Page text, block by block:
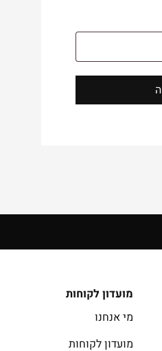
מועדון לקוחות
מי אנחנו
מועדון לקוחות